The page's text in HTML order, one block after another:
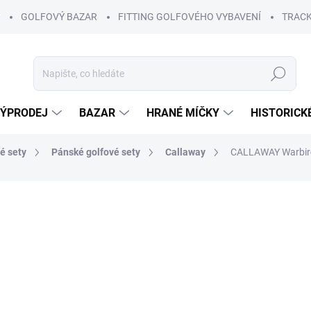
GOLFOVÝ BAZAR FITTING GOLFOVÉHO VYBAVENÍ
Hledat
BAZAR HRANÉ MÍČKY
sety Pánské golfové sety Callaway CALLAWAY